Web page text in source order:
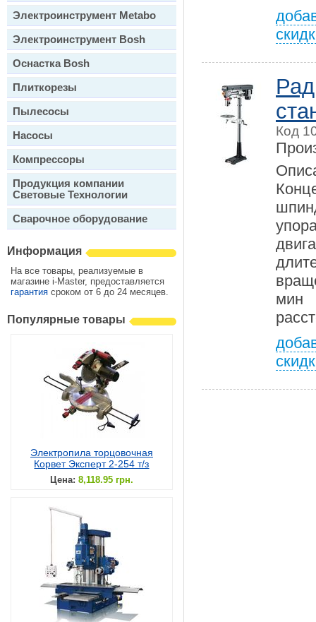
Электроинструмент Metabo
Электроинструмент Bosh
Оснастка Bosh
Плиткорезы
Пылесосы
Насосы
Компрессоры
Продукция компании
Световые Технологии
Сварочное оборудование
Информация
На все товары, реализуемые в
магазине i-Master, предоставляется
гарантия сроком от 6 до 24 месяцев.
Популярные товары
Электропила торцовочная
Корвет Эксперт 2-254 т/з
Цена: 8,118.95 грн.
Код
мин